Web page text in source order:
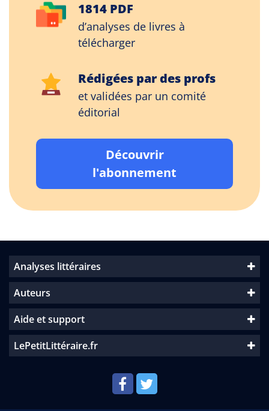
1814 PDF
d’analyses de livres à
télécharger
Rédigées par des profs
et validées par un comité
éditorial
Découvrir
l'abonnement
Analyses littéraires
Auteurs
Aide et support
LePetitLittéraire.fr